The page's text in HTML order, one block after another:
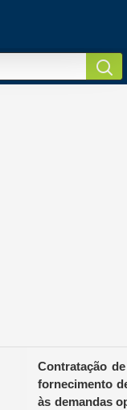
Contratação
fornecimento
às demandas